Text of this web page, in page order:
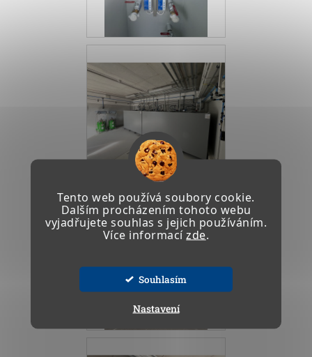
Tento web používá soubory cookie.
Dalším procházením tohoto webu
vyjadřujete souhlas s jejich používáním.
Více informací zde.
Souhlasím
Nastavení